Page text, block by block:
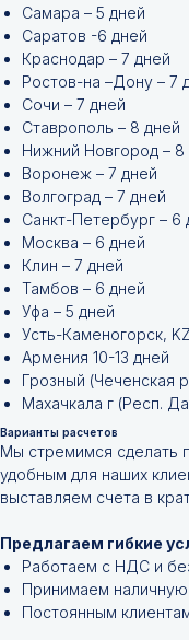
Самара – 5 дней
Саратов -6 дней
Краснодар – 7 дней
Ростов-на –Дону – 7
Сочи – 7 дней
Ставрополь – 8 дней
Нижний Новгород – 8
Воронеж – 7 дней
Волгоград – 7 дней
Санкт-Петербург – 6
Москва – 6 дней
Клин – 7 дней
Тамбов – 6 дней
Уфа – 5 дней
Усть-Каменогорск,
Армения 10-13 дней
Грозный (Чеченская
Махачкала г (Респ.
Варианты расчетов
Мы стремимся сделать
удобным для наших
выставляем счета в
Предлагаем гибкие
Работаем с НДС и
Принимаем
Постоянным
Не нашли
позиции?
Оставьте заявку и
инструменты и
техническим